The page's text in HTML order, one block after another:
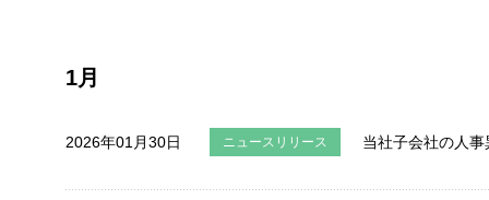
1月
2026年01月30日 ニュースリリース 当社子会社の人